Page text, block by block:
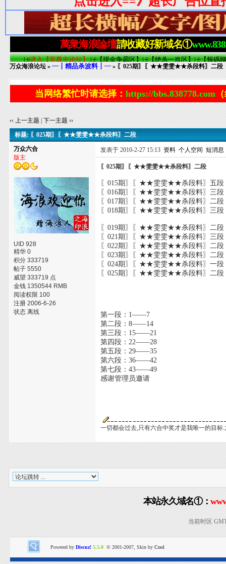
万众海浪论坛»┈┋精品杀波料┋┈» 〖025期〗〖★★雯雯★★杀段料〗二段
当网络繁忙时请选择： https://bbs.838778.com
‹‹ 上一主题 |下一主题 ››
标题: 〖025期〗〖★★雯雯★★杀段料〗二段
万众六合
版主
UID 928
精华 0
积分 333719
帖子 5550
威望 333719 点
金钱 1350544 RMB
阅读权限 100
注册 2006-6-26
状态 离线
发表于 2010-2-27 15:13 资料 个人空间 短消息
〖025期〗〖★★雯雯★★杀段料〗二段
〖015期〗〖★★雯雯★★杀段料〗五段
〖016期〗〖★★雯雯★★杀段料〗三段
〖017期〗〖★★雯雯★★杀段料〗二段
〖018期〗〖★★雯雯★★杀段料〗三段
〖019期〗〖★★雯雯★★杀段料〗二段
〖021期〗〖★★雯雯★★杀段料〗三段
〖022期〗〖★★雯雯★★杀段料〗二段
〖023期〗〖★★雯雯★★杀段料〗二段
〖024期〗〖★★雯雯★★杀段料〗一段
〖025期〗〖★★雯雯★★杀段料〗二段
第一段：1——7
第二段：8——14
第三段：15——21
第四段：22——28
第五段：29——35
第六段：36——42
第七段：43——49
感谢管理员邀请
一切都会过去,只有六合中奖才是我唯一的目
本站永久域名①：
当前时区
Powered by Discuz! 5.5.0 © 2001-2007, Skin by Cool